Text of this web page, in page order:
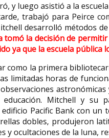
y luego asistió a la
trabajó para Peirce
desarrolló métodos
tomó la decisión de
ya que la escuela pública
como la primera
limitadas horas de
Mitchell y su
Pacific Bank con un
dobles, produjeron
y ocultaciones de la luna,